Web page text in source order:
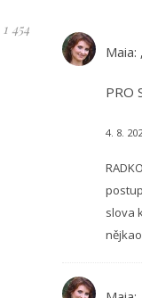
1 454
Maia:
PRO
4. 8.
slova